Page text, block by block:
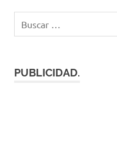
PUBLICIDAD.